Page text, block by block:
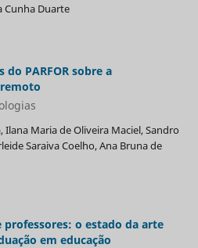
Cunha Duarte
PARFOR sobre a
Maria de Oliveira Maciel, Sandro
Saraiva Coelho, Ana Bruna de
o estado da arte
em educação